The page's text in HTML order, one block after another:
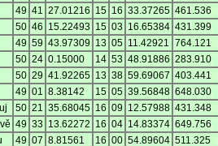
49 41 27.01216 15 16 33.37265 461.536
50 46 15.22493 15 03 16.65384 431.399
49 59 43.97309 13 05 11.42921 764.121
50 24 0.15000 14 53 48.91886 283.910
50 29 41.92265 13 38 59.69067 403.441
49 01 8.38142 15 05 39.56848 648.030
50 21 35.68045 16 09 12.57988 431.348
49 33 13.62272 16 04 14.83374 649.756
49 07 8.81561 16 00 54.89604 511.325